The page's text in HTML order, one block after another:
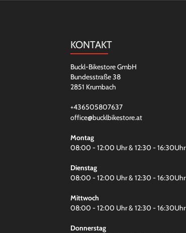
KONTAKT
Buckl-Bikestore GmbH
Bundesstraße 38
2851 Krumbach
+436505807637
office@bucklbikestore.at
Montag
08:00 - 12:00 Uhr & 12:30 - 16:30Uhr
Dienstag
08:00 - 12:00 Uhr & 12:30 - 16:30Uhr
Mittwoch
08:00 - 12:00 Uhr & 12:30 - 16:30Uhr
Donnerstag